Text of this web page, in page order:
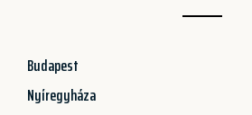
Budapest
Nyíregyháza